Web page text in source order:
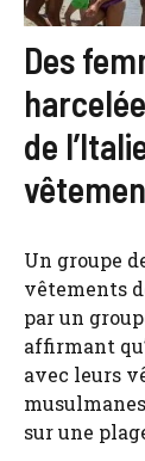
Des
de
Un groupe
vêtements
par un
affirmant
avec leurs
sur une